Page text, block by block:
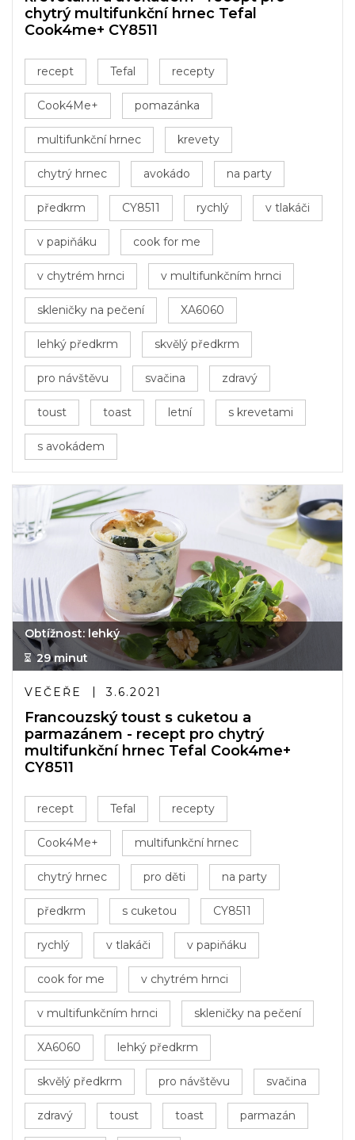
chytrý multifunkční hrnec Tefal
Cook4me+ CY8511
recept Tefal recepty
Cook4Me+ pomazánka
multifunkční hrnec krevety
chytrý hrnec avokádo na party
předkrm CY8511 rychlý v tlakáči
v papiňáku cook for me
v chytrém hrnci v multifunkčním hrnci
skleničky na pečení XA6060
lehký předkrm skvělý předkrm
pro návštěvu svačina zdravý
toust toast letní s krevetami
s avokádem
Obtížnost: lehký
29 minut
VEČEŘE 3.6.2021
Francouzský toust s cuketou a
parmazánem - recept pro chytrý
multifunkční hrnec Tefal Cook4me+
CY8511
recept Tefal recepty
Cook4Me+ multifunkční hrnec
chytrý hrnec pro děti na party
předkrm s cuketou CY8511
rychlý v tlakáči v papiňáku
cook for me v chytrém hrnci
v multifunkčním hrnci skleničky na pečení
XA6060 lehký předkrm
skvělý předkrm pro návštěvu svačina
zdravý toust toast parmazán